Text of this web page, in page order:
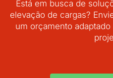
Está em busca de
elevação de cargas?
um orçamento